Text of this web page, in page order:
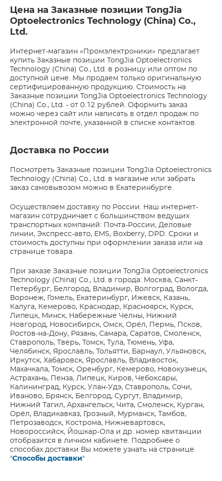
Цена на Заказные позиции TongJia
Optoelectronics Technology (China) Co.,
Ltd.
Интернет-магазин «Промэлектроники» предлагает
купить Заказные позиции TongJia Optoelectronics
Technology (China) Co., Ltd. в розницу или оптом по
доступной цене. Мы продаем только оригинальную
сертифицированную продукцию. Стоимость на
Заказные позиции TongJia Optoelectronics Technology
(China) Co., Ltd. - от 0.12 рублей. Оформить заказ
можно через сайт или написать в отдел продаж по
электронной почте, указанной в списке контактов.
Доставка по России
Посмотреть Заказные позиции TongJia Optoelectronics
Technology (China) Co., Ltd. в магазине или забрать
заказ самовывозом можно в Екатеринбурге.
Осуществляем доставку по России. Наш интернет-
магазин сотрудничает с большинством ведущих
транспортных компаний: Почта-России, Деловые
линии, Экспресс-авто, EMS, Boxberry, DPD. Сроки и
стоимость доступны при оформлении заказа или на
странице товара.
При заказе Заказные позиции TongJia Optoelectronics
Technology (China) Co., Ltd. в города: Москва, Санкт-
Петербург, Белгород, Владимир, Волгоград, Вологда,
Воронеж, Гомель, Екатеринбург, Ижевск, Казань,
Калуга, Кемерово, Краснодар, Красноярск, Курск,
Липецк, Минск, Набережные Челны, Нижний
Новгород, Новосибирск, Омск, Орёл, Пермь, Псков,
Ростов-на-Дону, Рязань, Самара, Саратов, Смоленск,
Ставрополь, Тверь, Томск, Тула, Тюмень, Уфа,
Челябинск, Ярославль, Тольятти, Барнаул, Ульяновск,
Иркутск, Хабаровск, Ярославль, Владивосток,
Махачкала, Томск, Оренбург, Кемерово, Новокузнецк,
Астрахань, Пенза, Липецк, Киров, Чебоксары,
Калининград, Курск, Улан-Удэ, Ставрополь, Сочи,
Иваново, Брянск, Белгород, Сургут, Владимир,
Нижний Тагил, Архангельск, Чита, Смоленск, Курган,
Орёл, Владикавказ, Грозный, Мурманск, Тамбов,
Петрозаводск, Кострома, Нижневартовск,
Новороссийск, Йошкар-Ола и др. номер квитанции
отобразится в личном кабинете. Подробнее о
способах доставки Вы можете узнать на странице
"Способы доставки"